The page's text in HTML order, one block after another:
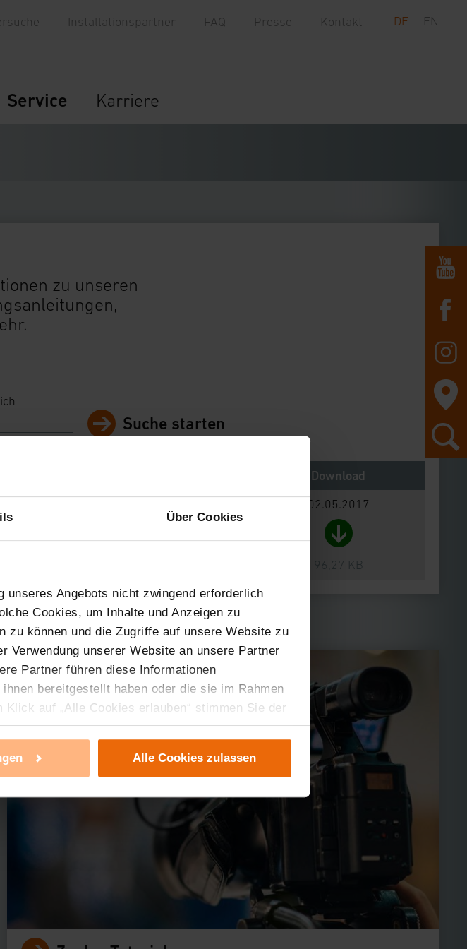
Über Cookies
Angebots nicht zwingend erforderlich
Cookies, um Inhalte und Anzeigen zu
zu können und die Zugriffe auf unsere Website zu
Verwendung unserer Website an unsere Partner
Partner führen diese Informationen
bereitgestellt haben oder die sie im Rahmen
auf „Alle Cookies erlauben“ stimmen Sie der
zu. Eine detaillierte Auflistung der einzelnen
oder ihr ganz oder teilweise zustimmen.
dass die Einstellungen nicht längerfristig
Alle Cookies zulassen
Service Karriere
Installationspartner FAQ Presse Kontakt DE EN
zu unseren
Suche starten
Download
02.05.2017
96,27 KB